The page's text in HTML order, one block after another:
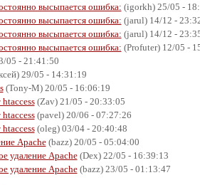
высыпается ошибка: (igorkh) 25/05 -
высыпается ошибка: (jarul) 14/12 -
высыпается ошибка: (jarul) 14/12 -
высыпается ошибка: (Profuter) 12/05 -
05 - 21:41:50
29/05 - 14:31:19
(Tony-M) 20/05 - 16:06:19
htaccess(Zav) 21/05 - 20:33:05
htaccess(pavel) 20/06 - 07:27:26
htaccess(oleg) 03/04 - 20:40:48
Apache(bazz) 20/05 - 05:04:00
удаление Apache(Dex) 22/05 - 16:39:13
удаление Apache(bazz) 23/05 - 01:13:47